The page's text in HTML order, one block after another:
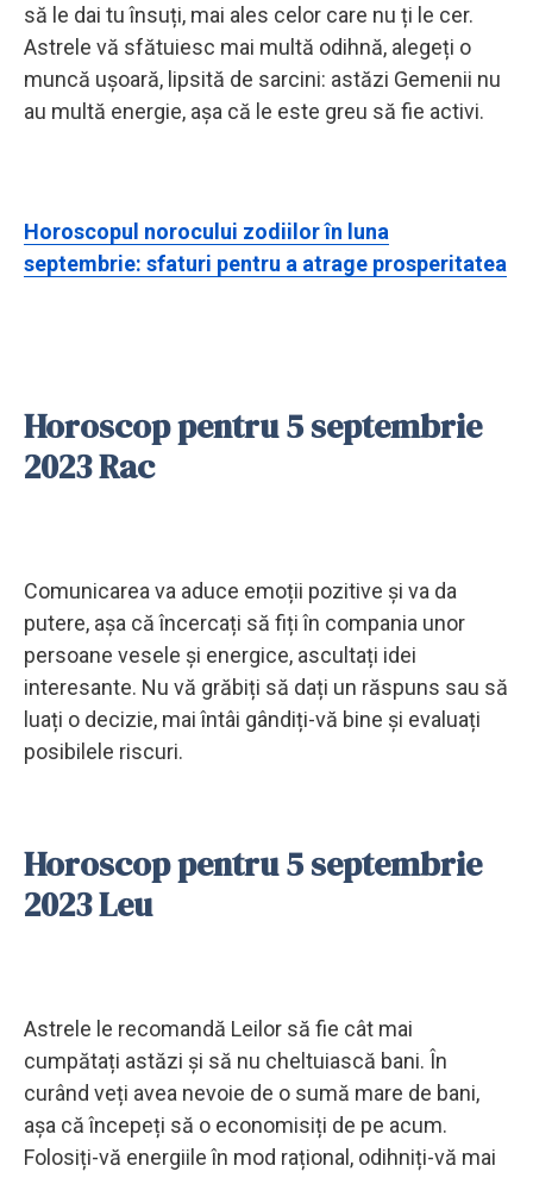
să le dai tu însuți, mai ales celor care nu ți le cer.
Astrele vă sfătuiesc mai multă odihnă, alegeți o
muncă ușoară, lipsită de sarcini: astăzi Gemenii nu
au multă energie, așa că le este greu să fie activi.
Horoscopul norocului zodiilor în luna
septembrie: sfaturi pentru a atrage prosperitatea
Horoscop pentru 5 septembrie
2023 Rac
Comunicarea va aduce emoții pozitive și va da
putere, așa că încercați să fiți în compania unor
persoane vesele și energice, ascultați idei
interesante. Nu vă grăbiți să dați un răspuns sau să
luați o decizie, mai întâi gândiți-vă bine și evaluați
posibilele riscuri.
Horoscop pentru 5 septembrie
2023 Leu
Astrele le recomandă Leilor să fie cât mai
cumpătați astăzi și să nu cheltuiască bani. În
curând veți avea nevoie de o sumă mare de bani,
așa că începeți să o economisiți de pe acum.
Folosiți-vă energiile în mod rațional, odihniți-vă mai